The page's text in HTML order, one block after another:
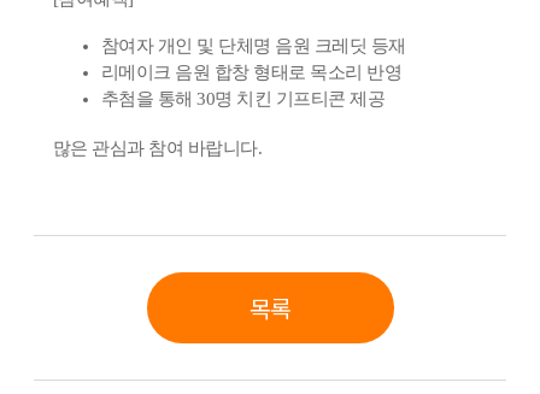
참여자 개인 및 단체명 음원 크레딧 등재
리메이크 음원 합창 형태로 목소리 반영
추첨을 통해 30명 치킨 기프티콘 제공
많은 관심과 참여 바랍니다.
목록